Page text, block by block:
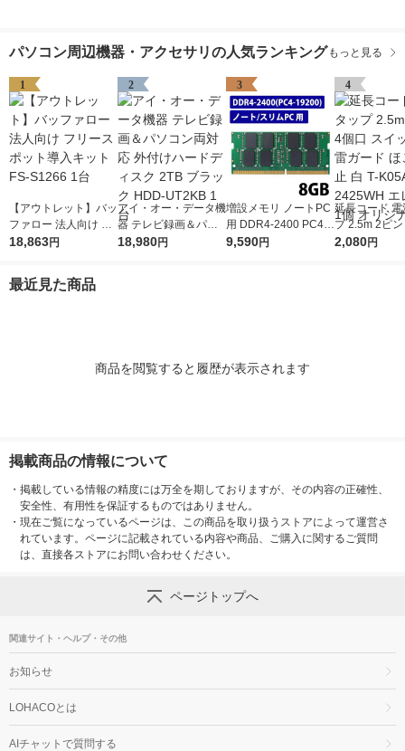
パソコン周辺機器・アクセサリの人気ランキング もっと見る
1
【アウトレット】バッ
ファロー 法人向け フ
リースポット導入キッ
18,863円
2
アイ・オー・データ機
器 テレビ録画＆パソ
コン両対応 外付けハ
18,980円
3
増設メモリ ノートPC
用 DDR4-2400 PC4-1
9200 8GB S.O.DIMM
9,590円
4
延長コード 電
プ 2.5m 2ピ
スイッチ付 雷
2,080円
最近見た商品
商品を閲覧すると履歴が表示されます
掲載商品の情報について
・ 掲載している情報の精度には万全を期しておりますが、その内容の正確性、
安全性、有用性を保証するものではありません。
・ 現在ご覧になっているページは、この商品を取り扱うストアによって運営さ
れています。ページに記載されている内容や商品、ご購入に関するご質問
は、直接各ストアにお問い合わせください。
ページトップへ
関連サイト・ヘルプ・その他
お知らせ
LOHACOとは
AIチャットで質問する